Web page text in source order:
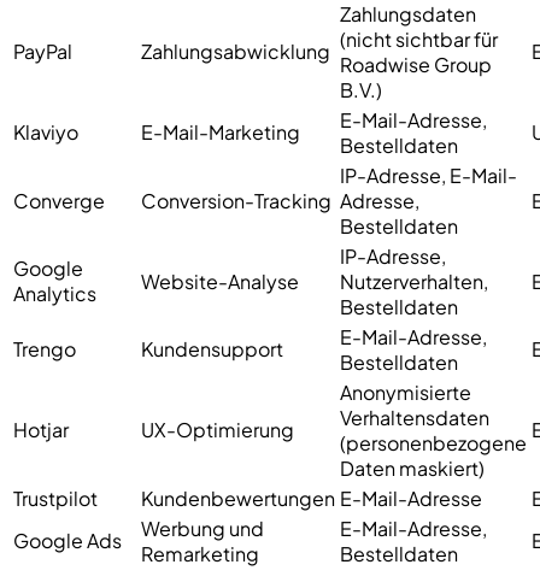
PayPal Zahlungsabwicklung
Zahlungsdaten
(nicht sichtbar für
Roadwise Group
B.V.)
Klaviyo E-Mail-Marketing
E-Mail-Adresse,
Bestelldaten
Converge Conversion-Tracking
IP-Adresse, E-Mail-
Adresse,
Bestelldaten
Google
Analytics
Website-Analyse
IP-Adresse,
Nutzerverhalten,
Bestelldaten
Trengo Kundensupport
E-Mail-Adresse,
Bestelldaten
Hotjar UX-Optimierung
Anonymisierte
Verhaltensdaten
(personenbezogene
Daten maskiert)
Trustpilot Kundenbewertungen E-Mail-Adresse
Google Ads
Werbung und
Remarketing
E-Mail-Adresse,
Bestelldaten